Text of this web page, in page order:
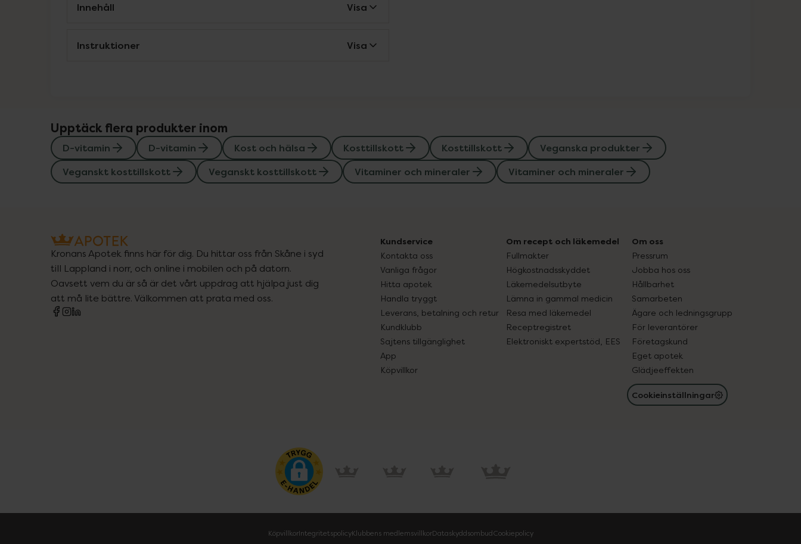
Innehåll Visa
Instruktioner Visa
Upptäck flera produkter inom
D-vitamin D-vitamin Kost och hälsa Kosttillskott Kosttillskott
Veganska produkter
Veganskt kosttillskott
Veganskt kosttillskott Vitaminer och mineraler Vitaminer och mineraler
Kronans Apotek finns här för dig. Du hittar oss från Skåne i syd
till Lappland i norr, och online i mobilen och på datorn.
Oavsett vem du är så är det vårt uppdrag att hjälpa just dig
att må lite bättre. Välkommen att prata med oss.
Kundservice
Kontakta oss
Vanliga frågor
Hitta apotek
Handla tryggt
Leverans, betalning och retur
Kundklubb
Sajtens tillgänglighet
App
Köpvillkor
Om recept och läkemedel
Fullmakter
Högkostnadsskyddet
Läkemedelsutbyte
Lämna in gammal medicin
Resa med läkemedel
Receptregistret
Elektroniskt expertstöd, EES
Om oss
Pressrum
Jobba hos oss
Hållbarhet
Samarbeten
Ägare och ledningsgrupp
För leverantörer
Företagskund
Eget apotek
Glädjeeffekten
Cookieinställningar
KöpvillkorIntegritetspolicyKlubbens medlemsvillkorDataskyddsombudCookiepolicy